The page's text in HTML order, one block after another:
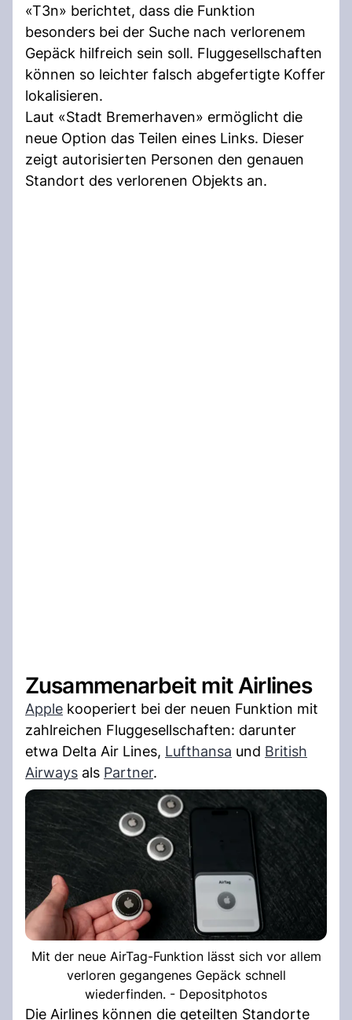
«T3n» berichtet, dass die Funktion
besonders bei der Suche nach verlorenem
Gepäck hilfreich sein soll. Fluggesellschaften
können so leichter falsch abgefertigte Koffer
lokalisieren.
Laut «Stadt Bremerhaven» ermöglicht die
neue Option das Teilen eines Links. Dieser
zeigt autorisierten Personen den genauen
Standort des verlorenen Objekts an.
Zusammenarbeit mit Airlines
Apple kooperiert bei der neuen Funktion mit
zahlreichen Fluggesellschaften: darunter
etwa Delta Air Lines, Lufthansa und British
Airways als Partner.
Mit der neue AirTag-Funktion lässt sich vor allem
verloren gegangenes Gepäck schnell
wiederfinden. - Depositphotos
Die Airlines können die geteilten Standorte